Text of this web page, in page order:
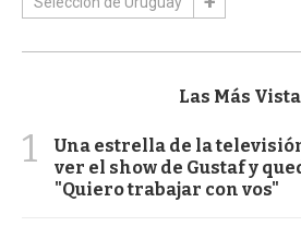
Las Más
1
Una estrella de la
ver el show de Gustaf y
"Quiero trabajar con vos"